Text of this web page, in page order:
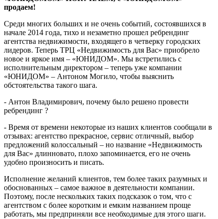
продаем!
Среди многих больших и не очень событий, состоявшихся в
начале 2014 года, тихо и незаметно прошел ребрендинг
агентства недвижимости, входящего в четверку городских
лидеров. Теперь ТРЦ «Недвижимость для Вас» приобрело
новое и яркое имя – «ЮНИДОМ». Мы встретились с
исполнительным директором – теперь уже компании
«ЮНИДОМ» – Антоном Могило, чтобы выяснить
обстоятельства такого шага.
- Антон Владимирович, почему было решено провести
ребрендинг ?
- Время от времени некоторые из наших клиентов сообщали в
отзывах: агентство прекрасное, сервис отличный, выбор
предложений колоссальный – но название «Недвижимость
для Вас» длинновато, плохо запоминается, его не очень
удобно произносить и писать.
Исполнение желаний клиентов, тем более таких разумных и
обоснованных – самое важное в деятельности компании.
Поэтому, после нескольких таких подсказок о том, что с
агентством с более коротким и емким названием проще
работать, мы предприняли все необходимые для этого шаги.